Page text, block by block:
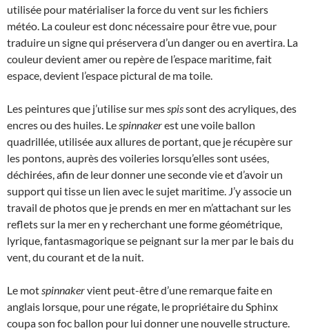
utilisée pour matérialiser la force du vent sur les fichiers
météo. La couleur est donc nécessaire pour être vue, pour
traduire un signe qui préservera d’un danger ou en avertira. La
couleur devient amer ou repère de l’espace maritime, fait
espace, devient l’espace pictural de ma toile.
Les peintures que j’utilise sur messpissont des acryliques, des
encres ou des huiles. Lespinnakerest une voile ballon
quadrillée, utilisée aux allures de portant, que je récupère sur
les pontons, auprès des voileries lorsqu’elles sont usées,
déchirées, afin de leur donner une seconde vie et d’avoir un
support qui tisse un lien avec le sujet maritime. J’y associe un
travail de photos que je prends en mer en m’attachant sur les
reflets sur la mer en y recherchant une forme géométrique,
lyrique, fantasmagorique se peignant sur la mer par le bais du
vent, du courant et de la nuit.
Le motspinnakervient peut-être d’une remarque faite en
anglais lorsque, pour une régate, le propriétaire du Sphinx
coupa son foc ballon pour lui donner une nouvelle structure.